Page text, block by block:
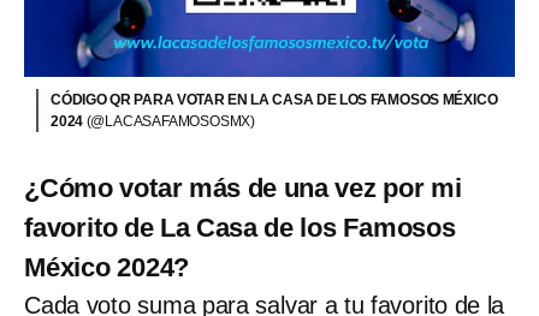
CÓDIGO QR PARA VOTAR EN LA CASA DE LOS FAMOSOS MÉXICO
2024 (@LACASAFAMOSOSMX)
¿Cómo votar más de una vez por mi
favorito de La Casa de los Famosos
México 2024?
Cada voto suma para salvar a tu favorito de la